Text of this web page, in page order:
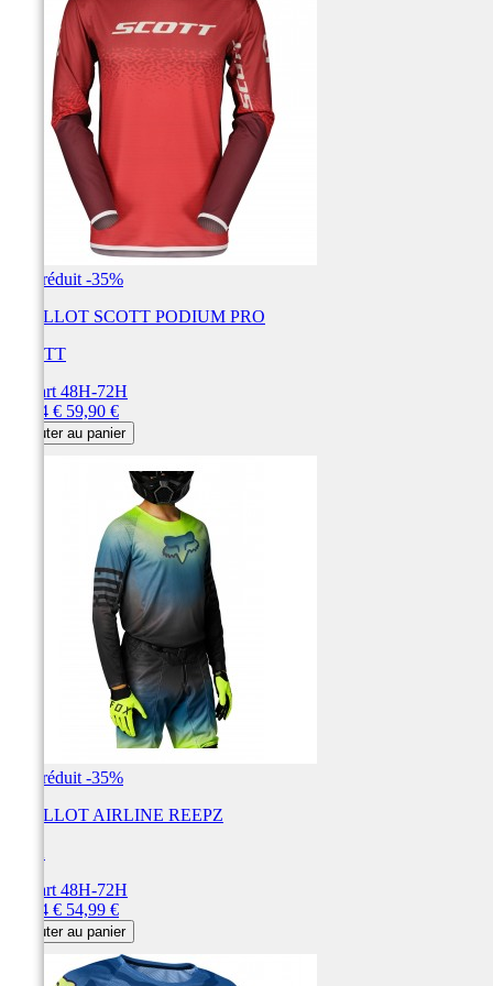
Prix réduit -35%
MAILLOT SCOTT PODIUM PRO
SCOTT
Départ 48H-72H
38,94 € Prix
de
base
59,90 €
Ajouter au panier
Prix réduit -35%
MAILLOT AIRLINE REEPZ
Départ 48H-72H
35,74 € Prix
de
base
54,99 €
Ajouter au panier